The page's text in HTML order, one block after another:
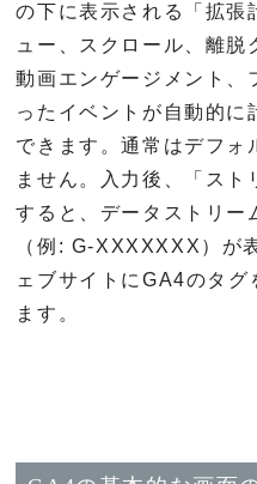
の下に表示される「拡張
ュー、スクロール、離脱
動画エンゲージメント、
ったイベントが自動的に
できます。通常はデフォ
ません。入力後、「スト
すると、データストリー
（例: G-XXXXXXX）が
ェブサイトにGA4のタグ
ます。